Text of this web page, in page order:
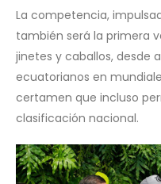
La competencia,
también será la primera
jinetes y caballos, desde
ecuatorianos en
certamen que incluso
clasificación nacional.